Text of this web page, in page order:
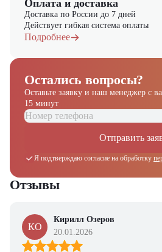
включая вилочные погрузчики, малую
оборудование и запчасти.
оптимальное решение для вашего
Оплата и доставка
Доставка по России до 7 дней
Действует гибкая система оплаты
Подробнее
Остались вопросы?
Оставьте заявку и наш менеджер с
15 минут
Отправить
Я подтверждаю согласие на обработку
Отзывы
КО
Кирилл Озеров
20.01.2026